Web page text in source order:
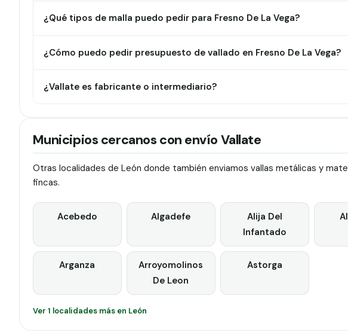
¿Qué tipos de malla puedo pedir para Fresno De La Vega?
¿Cómo puedo pedir presupuesto de vallado en Fresno De La Vega?
¿Vallate es fabricante o intermediario?
Municipios cercanos con envío Vallate
Otras localidades de León donde también enviamos vallas metálicas y
fincas.
Acebedo Algadefe
Alija Del
Infantado
Arganza
Arroyomolinos
De Leon
Astorga
Ver 1 localidades más en León